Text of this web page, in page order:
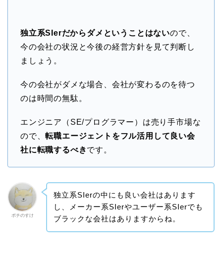
独立系SIerだからダメということはないので、
今の会社の状況と今後の経営方針を見て判断し
ましょう。
今の会社がダメな場合、会社が変わるのを待つ
のは時間の無駄。
エンジニア（SE/プログラマー）は売り手市場な
ので、転職エージェントをフル活用して良い会
社に転職するべきです。
ポチのすけ
独立系SIerの中にも良い会社はあります
し、メーカー系SIerやユーザー系SIerでも
ブラックな会社はありますからね。